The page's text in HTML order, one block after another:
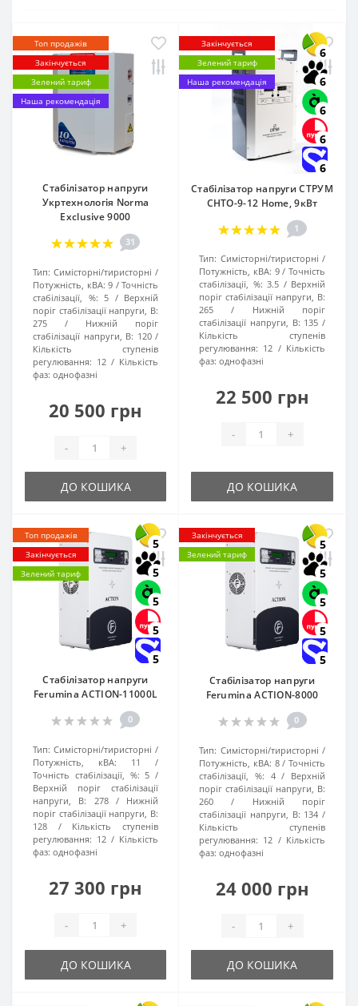
Топ продажів
Закінчується
Зелений тариф
Наша рекомендація
Стабілізатор напруги
Укртехнологія Norma
Exclusive 9000
31
Тип: Симісторні/тиристорні
Потужність, кВА: 9
Точність
стабілізації, %: 5
Верхній
поріг стабілізації напруги, В:
275
Нижній поріг
стабілізації напруги, В: 120
Кількість ступенів
регулювання: 12
Кількість
фаз: однофазні
20 500 грн
- +
ДО КОШИКА
Закінчується
Зелений тариф
Наша рекомендація
6
6
6
6
6
Стабілізатор напруги СТРУМ
СНТО-9-12 Home, 9кВт
1
Тип: Симісторні/тиристорні
Потужність, кВА: 9
Точність
стабілізації, %: 3.5
Верхній
поріг стабілізації напруги, В:
265
Нижній поріг
стабілізації напруги, В: 135
Кількість ступенів
регулювання: 12
Кількість
фаз: однофазні
22 500 грн
- +
ДО КОШИКА
Топ продажів
Закінчується
Зелений тариф
5
5
5
5
5
Стабілізатор напруги
Ferumina ACTION-11000L
0
Тип: Симісторні/тиристорні
Потужність, кВА:
11
Точність стабілізації, %: 5
Верхній поріг стабілізації
напруги, В:
278
Нижній
поріг стабілізації напруги, В:
128
Кількість ступенів
регулювання: 12
Кількість
фаз: однофазні
27 300 грн
- +
ДО КОШИКА
Закінчується
Зелений тариф
5
5
5
5
5
Стабілізатор напруги
Ferumina ACTION-8000
0
Тип: Симісторні/тиристорні
Потужність, кВА: 8
Точність
стабілізації, %: 4
Верхній
поріг стабілізації напруги, В:
260
Нижній поріг
стабілізації напруги, В: 134
Кількість ступенів
регулювання: 12
Кількість
фаз: однофазні
24 000 грн
- +
ДО КОШИКА